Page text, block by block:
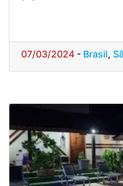
07/03/2024 - Brasil,